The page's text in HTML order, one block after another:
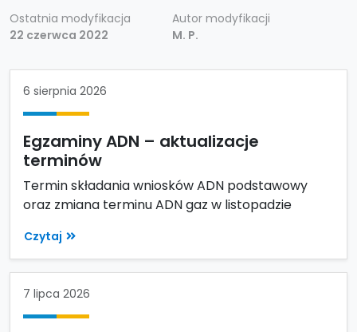
Ostatnia modyfikacja
22 czerwca 2022
Autor modyfikacji
M. P.
6 sierpnia 2026
Egzaminy ADN – aktualizacje
terminów
Termin składania wniosków ADN podstawowy
oraz zmiana terminu ADN gaz w listopadzie
Czytaj
7 lipca 2026